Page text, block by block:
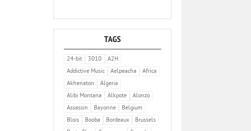
TAGS
24-bit 3010
A2H
Addictive Music
Aelpeacha
Africa
Akhenaton
Algeria
Alibi Montana
Alkpote
Alonzo
Assassin
Bayonne
Belgium
Blois
Booba Bordeaux
Brussels